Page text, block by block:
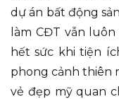
dự án bất động
làm CĐT vẫn
hết sức khi tiện
phong cảnh thiên
vẻ đẹp mỹ quan